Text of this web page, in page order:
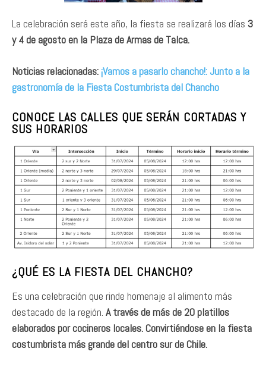
La celebración será este año, la fiesta se realizará los días 3
y 4 de agosto en la Plaza de Armas de Talca.
Noticias relacionadas: ¡Vamos a pasarlo chancho!: Junto a la
gastronomía de la Fiesta Costumbrista del Chancho
CONOCE LAS CALLES QUE SERÁN CORTADAS Y
SUS HORARIOS
¿QUÉ ES LA FIESTA DEL CHANCHO?
Es una celebración que rinde homenaje al alimento más
destacado de la región. A través de más de 20 platillos
elaborados por cocineros locales. Convirtiéndose en la fiesta
costumbrista más grande del centro sur de Chile.